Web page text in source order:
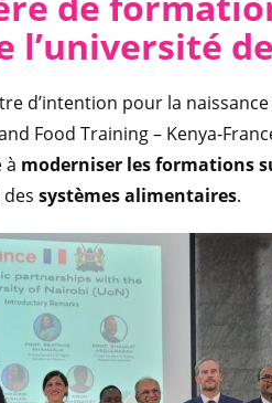
l’université
d’intention pour la
Food Training – Kenya-
à moderniser les formations
des systèmes alimentaires.